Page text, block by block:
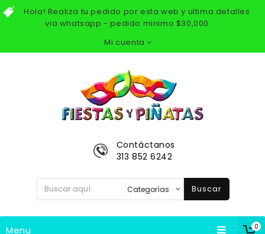
Hola! Realiza tu pedido por esta web y ultima detalles
via whatsapp - pedido minimo $30,000.
Mi cuenta
0
Contáctanos
313 852 6242
Buscar
Menu